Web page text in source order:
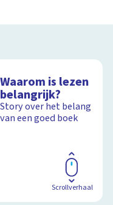
Waarom is lezen
belangrijk?
Story over het belang
van een goed boek
Scrollverhaal